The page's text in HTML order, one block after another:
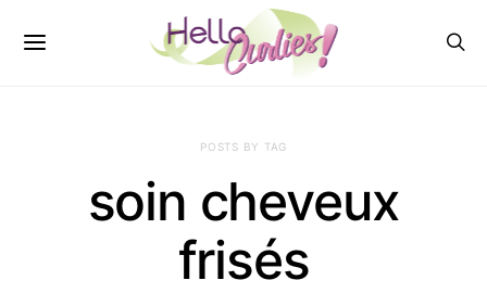
POSTS BY TAG
soin cheveux
frisés